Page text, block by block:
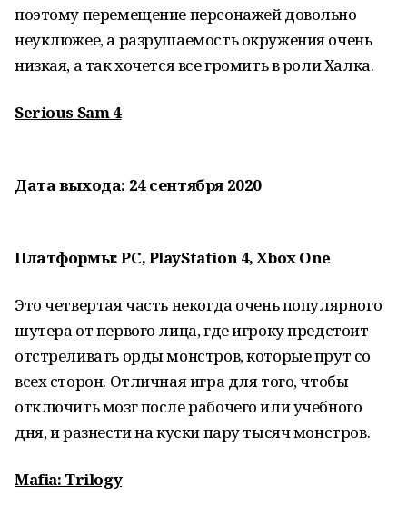
поэтому перемещение персонажей довольно
неуклюжее, а разрушаемость окружения очень
низкая, а так хочется все громить в роли Халка.
Serious Sam 4
Дата выхода: 24 сентября 2020
Платформы: PC, PlayStation 4, Xbox One
Это четвертая часть некогда очень популярного
шутера от первого лица, где игроку предстоит
отстреливать орды монстров, которые прут со
всех сторон. Отличная игра для того, чтобы
отключить мозг после рабочего или учебного
дня, и разнести на куски пару тысяч монстров.
Mafia: Trilogy